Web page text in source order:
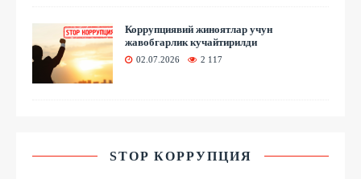
Коррупциявий жиноятлар учун
жавобгарлик кучайтирилди
02.07.2026 2 117
STOP КОРРУПЦИЯ